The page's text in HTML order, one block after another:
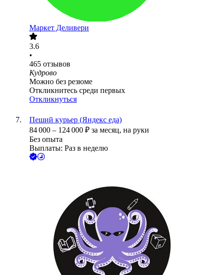
Маркет Деливери
3.6
•
465 отзывов
Кудрово
Можно без резюме
Откликнитесь среди первых
Откликнуться
Пеший курьер (Яндекс еда)
84 000 – 124 000 ₽ за месяц, на руки
Без опыта
Выплаты: Раз в неделю